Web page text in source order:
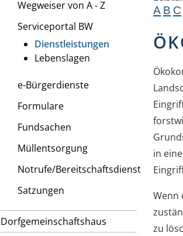
Wegweiser von A - Z
Serviceportal BW
Dienstleistungen
Lebenslagen
e-Bürgerdienste
Formulare
Fundsachen
Müllentsorgung
Notrufe/Bereitschaftsdienst
Satzungen
Dorfgemeinschaftshaus
A B C
in
Wenn
zu